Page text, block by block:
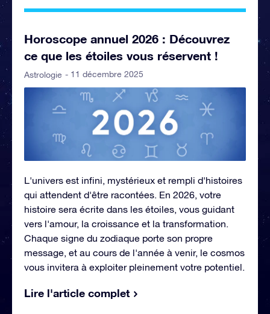
Horoscope annuel 2026 : Découvrez
ce que les étoiles vous réservent !
Astrologie - 11 décembre 2025
L'univers est infini, mystérieux et rempli d'histoires
qui attendent d'être racontées. En 2026, votre
histoire sera écrite dans les étoiles, vous guidant
vers l'amour, la croissance et la transformation.
Chaque signe du zodiaque porte son propre
message, et au cours de l'année à venir, le cosmos
vous invitera à exploiter pleinement votre potentiel.
Lire l'article complet